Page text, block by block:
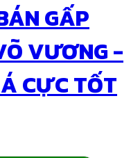
GẤP
VƯƠNG -
CỰC TỐT